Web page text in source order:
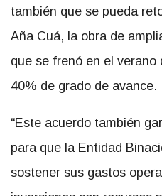
también que se pueda
Aña Cuá, la obra de
que se frenó en el verano
40% de grado de avance.
“Este acuerdo también
para que la Entidad
sostener sus gastos